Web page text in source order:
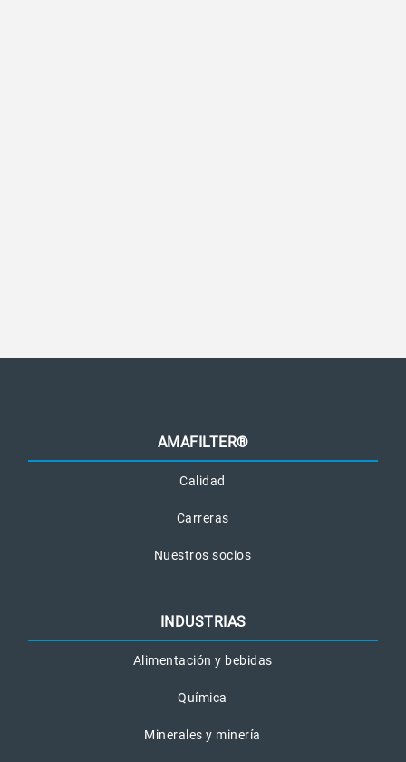
AMAFILTER®
Calidad
Carreras
Nuestros socios
INDUSTRIAS
Alimentación y bebidas
Química
Minerales y minería